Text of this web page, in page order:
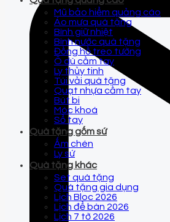
Mũ bảo hiểm quảng cáo
Áo mưa quà tặng
Bình giữ nhiệt
Bình nước quà tặng
Đồng hồ treo tường
Ô dù cầm tay
Ly thủy tinh
Túi vải quà tặng
Quạt nhựa cầm tay
Bút bi
Móc khoá
Sổ tay
Quà tặng gốm sứ
Ấm chén
Ly sứ
Quà tặng khác
Set quà tặng
Quà tặng gia dụng
Lịch Bloc 2026
Lịch để bàn 2026
Lịch 7 tờ 2026